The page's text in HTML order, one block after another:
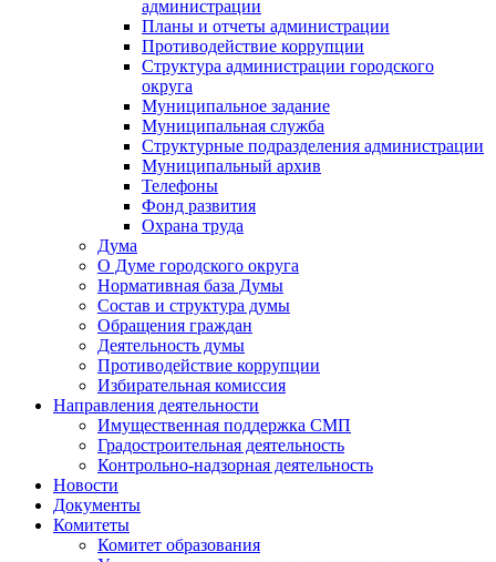
администрации
Планы и отчеты администрации
Противодействие коррупции
Структура администрации городского
округа
Муниципальное задание
Муниципальная служба
Структурные подразделения администрации
Муниципальный архив
Телефоны
Фонд развития
Охрана труда
Дума
О Думе городского округа
Нормативная база Думы
Состав и структура думы
Обращения граждан
Деятельность думы
Противодействие коррупции
Избирательная комиссия
Направления деятельности
Имущественная поддержка СМП
Градостроительная деятельность
Контрольно-надзорная деятельность
Новости
Документы
Комитеты
Комитет образования